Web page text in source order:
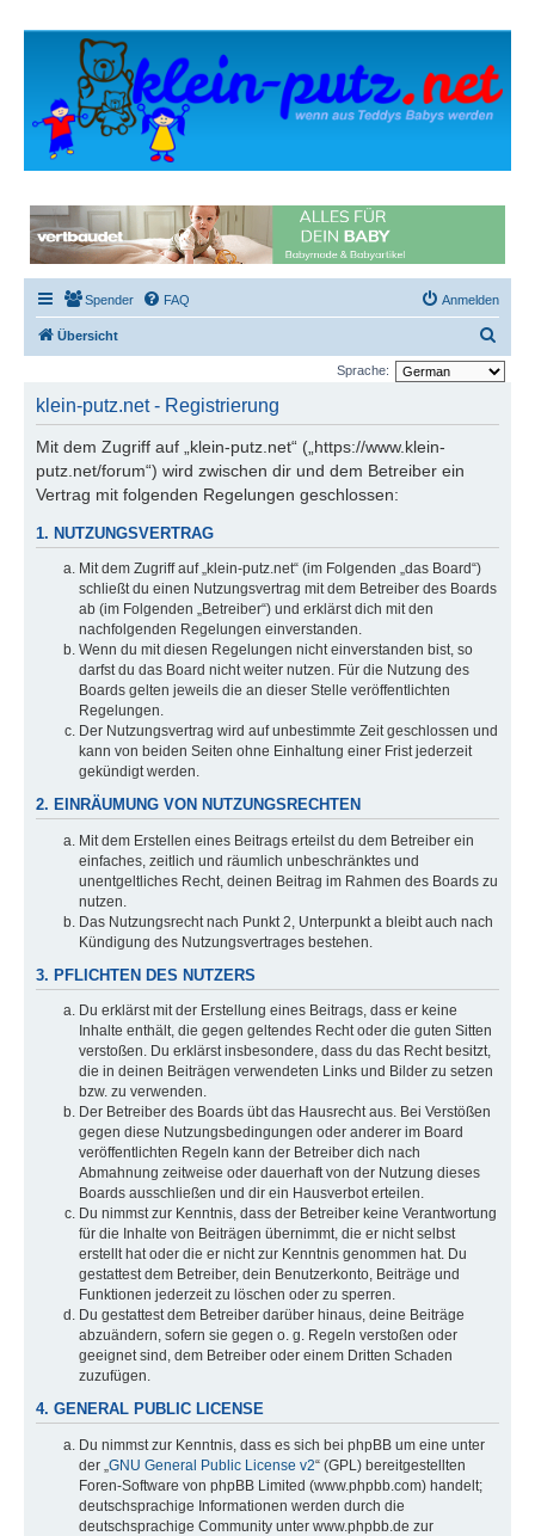
Spender FAQ Anmelden
Übersicht
u
Sprache:
klein-putz.net - Registrierung
Mit dem Zugriff auf „klein-putz.net“ („https://www.klein-
putz.net/forum“) wird zwischen dir und dem Betreiber ein
Vertrag mit folgenden Regelungen geschlossen:
1. NUTZUNGSVERTRAG
Mit dem Zugriff auf „klein-putz.net“ (im Folgenden „das Board“)
schließt du einen Nutzungsvertrag mit dem Betreiber des Boards
ab (im Folgenden „Betreiber“) und erklärst dich mit den
nachfolgenden Regelungen einverstanden.
Wenn du mit diesen Regelungen nicht einverstanden bist, so
darfst du das Board nicht weiter nutzen. Für die Nutzung des
Boards gelten jeweils die an dieser Stelle veröffentlichten
Regelungen.
Der Nutzungsvertrag wird auf unbestimmte Zeit geschlossen und
kann von beiden Seiten ohne Einhaltung einer Frist jederzeit
gekündigt werden.
2. EINRÄUMUNG VON NUTZUNGSRECHTEN
Mit dem Erstellen eines Beitrags erteilst du dem Betreiber ein
einfaches, zeitlich und räumlich unbeschränktes und
unentgeltliches Recht, deinen Beitrag im Rahmen des Boards zu
nutzen.
Das Nutzungsrecht nach Punkt 2, Unterpunkt a bleibt auch nach
Kündigung des Nutzungsvertrages bestehen.
3. PFLICHTEN DES NUTZERS
Du erklärst mit der Erstellung eines Beitrags, dass er keine
Inhalte enthält, die gegen geltendes Recht oder die guten Sitten
verstoßen. Du erklärst insbesondere, dass du das Recht besitzt,
die in deinen Beiträgen verwendeten Links und Bilder zu setzen
bzw. zu verwenden.
Der Betreiber des Boards übt das Hausrecht aus. Bei Verstößen
gegen diese Nutzungsbedingungen oder anderer im Board
veröffentlichten Regeln kann der Betreiber dich nach
Abmahnung zeitweise oder dauerhaft von der Nutzung dieses
Boards ausschließen und dir ein Hausverbot erteilen.
Du nimmst zur Kenntnis, dass der Betreiber keine Verantwortung
für die Inhalte von Beiträgen übernimmt, die er nicht selbst
erstellt hat oder die er nicht zur Kenntnis genommen hat. Du
gestattest dem Betreiber, dein Benutzerkonto, Beiträge und
Funktionen jederzeit zu löschen oder zu sperren.
Du gestattest dem Betreiber darüber hinaus, deine Beiträge
abzuändern, sofern sie gegen o. g. Regeln verstoßen oder
geeignet sind, dem Betreiber oder einem Dritten Schaden
zuzufügen.
4. GENERAL PUBLIC LICENSE
Du nimmst zur Kenntnis, dass es sich bei phpBB um eine unter
der „ GNU General Public License v2“ (GPL) bereitgestellten
Foren-Software von phpBB Limited (www.phpbb.com) handelt;
deutschsprachige Informationen werden durch die
deutschsprachige Community unter www.phpbb.de zur